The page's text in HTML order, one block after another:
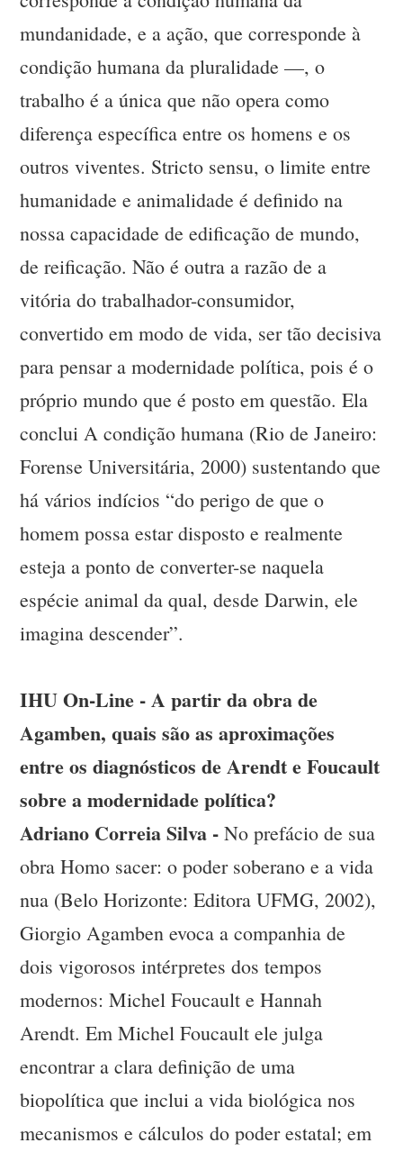
mundanidade, e a ação, que corresponde à
condição humana da pluralidade —, o
trabalho é a única que não opera como
diferença específica entre os homens e os
outros viventes. Stricto sensu, o limite entre
humanidade e animalidade é definido na
nossa capacidade de edificação de mundo,
de reificação. Não é outra a razão de a
vitória do trabalhador-consumidor,
convertido em modo de vida, ser tão decisiva
para pensar a modernidade política, pois é o
próprio mundo que é posto em questão. Ela
conclui A condição humana (Rio de Janeiro:
Forense Universitária, 2000) sustentando que
há vários indícios “do perigo de que o
homem possa estar disposto e realmente
esteja a ponto de converter-se naquela
espécie animal da qual, desde Darwin, ele
imagina descender”.
IHU On-Line - A partir da obra de
Agamben, quais são as aproximações
entre os diagnósticos de Arendt e Foucault
sobre a modernidade política?
Adriano Correia Silva - No prefácio de sua
obra Homo sacer: o poder soberano e a vida
nua (Belo Horizonte: Editora UFMG, 2002),
Giorgio Agamben evoca a companhia de
dois vigorosos intérpretes dos tempos
modernos: Michel Foucault e Hannah
Arendt. Em Michel Foucault ele julga
encontrar a clara definição de uma
biopolítica que inclui a vida biológica nos
mecanismos e cálculos do poder estatal; em